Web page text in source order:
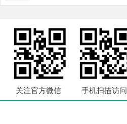
关注官方微信 手机扫描访问